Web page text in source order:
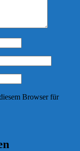
Browser für